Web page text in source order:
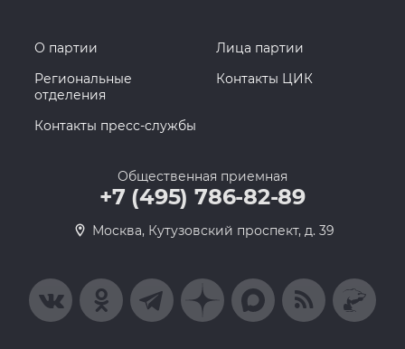
О партии
Лица партии
Региональные
отделения
Контакты ЦИК
Контакты пресс-службы
Общественная приемная
+7 (495) 786-82-89
Москва, Кутузовский проспект, д. 39